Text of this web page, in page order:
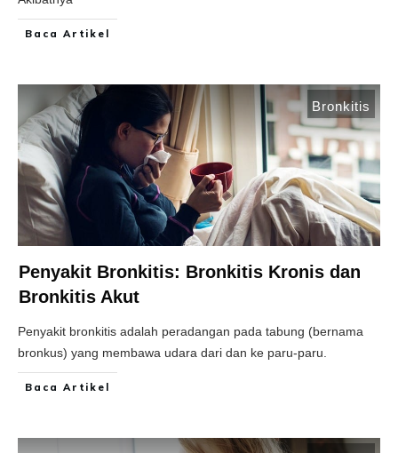
Baca Artikel
Bronkitis
Penyakit Bronkitis: Bronkitis Kronis dan
Bronkitis Akut
Penyakit bronkitis adalah peradangan pada tabung (bernama
bronkus) yang membawa udara dari dan ke paru-paru.
Baca Artikel